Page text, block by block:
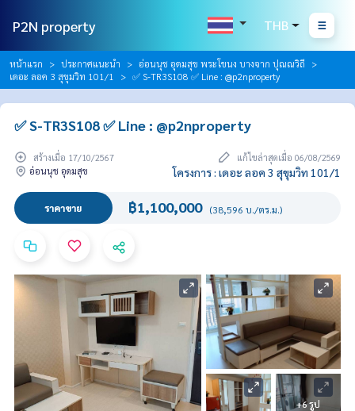
P2N property THB
หน้าแรก ประกาศแนะนำ
อ่อนนุช อุดมสุข พระโขนง บางจาก ปุณณวิถี
เดอะ ลอค 3 สุขุมวิท 101/1
✅ S-TR3S108 ✅ Line : @p2nproperty
✅ S-TR3S108 ✅ Line : @p2nproperty
สร้างเมื่อ 17/10/2567
แก้ไขล่าสุดเมื่อ 06/08/2569
อ่อนนุช อุดมสุข
โครงการ : เดอะ ลอค 3 สุขุมวิท 101/1
ราคาขาย ฿1,100,000 (38,596 บ./ตร.ม.)
+6 รูป